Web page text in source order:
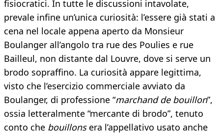
fisiocratici. In tutte le discussioni intavolate,
prevale infine un’unica curiosità: l’essere già stati a
cena nel locale appena aperto da Monsieur
Boulanger all’angolo tra rue des Poulies e rue
Bailleul, non distante dal Louvre, dove si serve un
brodo sopraffino. La curiosità appare legittima,
visto che l’esercizio commerciale avviato da
Boulanger, di professione “marchand de bouillon”,
ossia letteralmente “mercante di brodo”, tenuto
conto che bouillonsera l’appellativo usato anche